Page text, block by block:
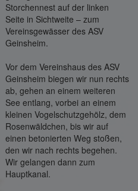
Storchennest auf der linken
Seite in Sichtweite – zum
Vereinsgewässer des ASV
Geinsheim.
Vor dem Vereinshaus des ASV
Geinsheim biegen wir nun rechts
ab, gehen an einem weiteren
See entlang, vorbei an einem
kleinen Vogelschutzgehölz, dem
Rosenwäldchen, bis wir auf
einen betonierten Weg stoßen,
den wir nach rechts begehen.
Wir gelangen dann zum
Hauptkanal.